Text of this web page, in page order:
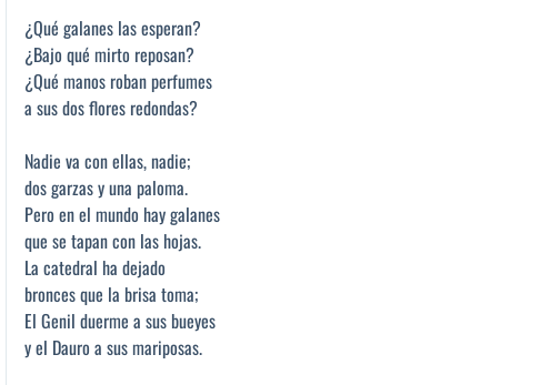
¿Qué galanes las esperan?
¿Bajo qué mirto reposan?
¿Qué manos roban perfumes
a sus dos flores redondas?
Nadie va con ellas, nadie;
dos garzas y una paloma.
Pero en el mundo hay galanes
que se tapan con las hojas.
La catedral ha dejado
bronces que la brisa toma;
El Genil duerme a sus bueyes
y el Dauro a sus mariposas.